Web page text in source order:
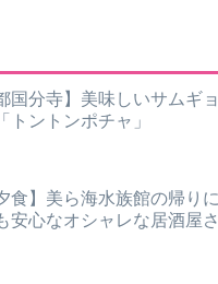
国分寺】美味しいサムギ
トントンポチャ」
食】美ら海水族館の帰り
安心なオシャレな居酒屋